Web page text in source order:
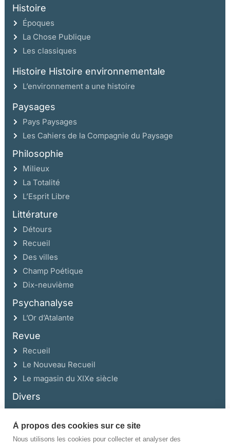
Histoire
Époques
La Chose Publique
Les classiques
Histoire Histoire environnementale
L’environnement a une histoire
Paysages
Pays Paysages
Les Cahiers de la Compagnie du Paysage
Philosophie
Milieux
La Totalité
L’Esprit Libre
Littérature
Détours
Recueil
Des villes
Champ Poétique
Dix-neuvième
Psychanalyse
L’Or d’Atalante
Revue
Recueil
Le Nouveau Recueil
Le magasin du XIXe siècle
Divers
Ce site a été réalisé avec l’aide de la Région Auvergne Rhône-Alpes et de la
Drac Rhône-Alpes.
À propos des cookies sur ce site
Nous utilisons les cookies pour collecter et analyser des